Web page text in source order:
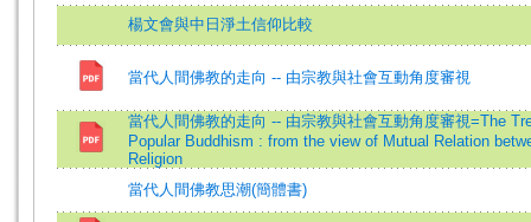
楊文會與中日淨土信仰比較
當代人間佛教的走向 -- 由宗教與社會互動角度審視
當代人間佛教的走向 -- 由宗教與社會互動角度審視=The
Popular Buddhism : from the view of Mutual Relation
Religion
當代人間佛教思潮(簡體書)